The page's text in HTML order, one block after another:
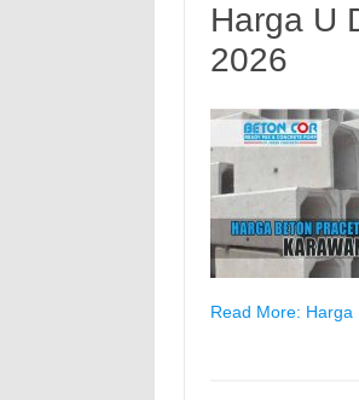
Harga U
2026
Read More: Harga